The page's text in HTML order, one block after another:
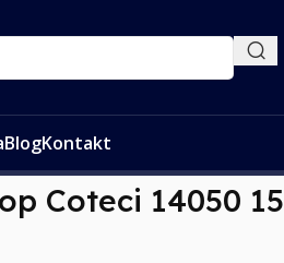
BlogKontakt
Coteci 14050